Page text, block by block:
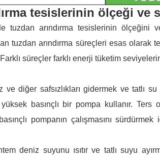
tesislerinin ölçeği ve
tuzdan arındırma tesislerinin ölçeğini
tuzdan arındırma süreçleri esas olarak
süreçler farklı enerji tüketim
ve diğer safsızlıkları gidermek ve tatlı
basınçlı bir pompa kullanır. Ters
pompanın çalışmasını
deniz suyunu ısıtır ve tatlı suyu